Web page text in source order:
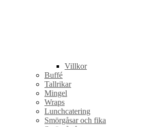
Villkor
Buffé
Tallrikar
Mingel
Wraps
Lunchcatering
Smörgåsar och fika